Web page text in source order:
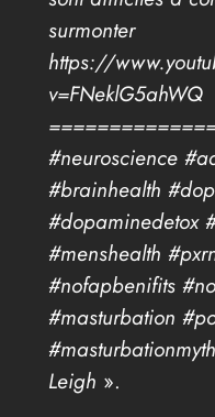
surmonter
https://
v=FNeklG5ahWQ
#neuroscience
#brainhealth
#dopaminedetox
#menshealth
#nofapbenifits
#masturbation
Leigh ».